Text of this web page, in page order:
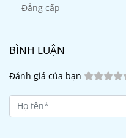
Đẳng cấp
BÌNH LUẬN
Đánh giá của bạn